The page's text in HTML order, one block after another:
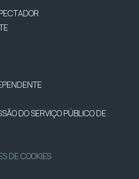
DO SERVIÇO PÚBLICO DE
DE COOKIES